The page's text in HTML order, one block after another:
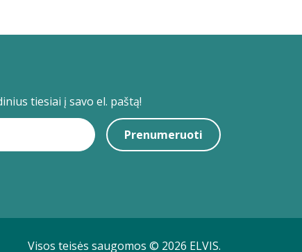
tiesiai į savo el. paštą!
Prenumeruoti
Visos teisės saugomos © 2026 ELVIS.